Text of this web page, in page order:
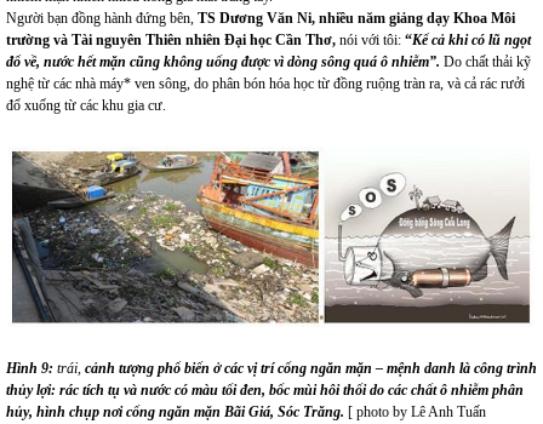
Người bạn đồng hành đứng bên, TS Dương Văn Ni, nhiều năm giảng dạy Khoa Môi
trường và Tài nguyên Thiên nhiên Đại học Cần Thơ, nói với tôi: “Kể cả khicó lũ ngọt
đổ về, nước hết mặn cũng không uống được vì dòng sông quá ô nhiễm”. Do chất thải kỹ
nghệ từ các nhà máy* ven sông, do phân bón hóa học từ đồng ruộng tràn ra, và cả rác rưởi
đổ xuống từ các khu gia cư.
Hình 9: trái, cảnh tượng phổ biến ở các vị trí cống ngăn mặn – mệnh danh là công trình
thủy lợi: rác tích tụ và nước có màu tối đen, bốc mùi hôi thốido các chất ô nhiễm phân
hủy, hình chụp nơi cống ngăn mặn Bãi Giá, Sóc Trăng. [ photo by Lê Anh Tuấn